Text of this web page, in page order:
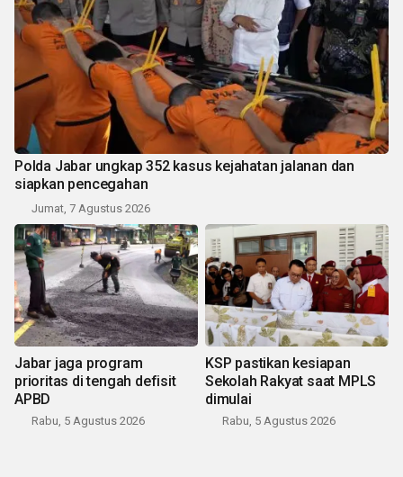
Polda Jabar ungkap 352 kasus kejahatan jalanan dan
siapkan pencegahan
Jumat, 7 Agustus 2026
Jabar jaga program
prioritas di tengah defisit
APBD
Rabu, 5 Agustus 2026
KSP pastikan kesiapan
Sekolah Rakyat saat MPLS
dimulai
Rabu, 5 Agustus 2026